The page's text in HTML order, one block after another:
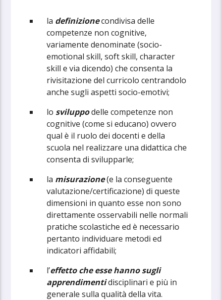
la definizionecondivisa delle
competenze non cognitive,
variamente denominate (socio-
emotional skill, soft skill, character
skill e via dicendo) che consenta la
rivisitazione del curricolo centrandolo
anche sugli aspetti socio-emotivi;
lo sviluppodelle competenze non
cognitive (come si educano) ovvero
qual è il ruolo dei docenti e della
scuola nel realizzare una didattica che
consenta di svilupparle;
la misurazione(e la conseguente
valutazione/certificazione) di queste
dimensioni in quanto esse non sono
direttamente osservabili nelle normali
pratiche scolastiche ed è necessario
pertanto individuare metodi ed
indicatori affidabili;
l’effetto che esse hanno sugli
apprendimentidisciplinari e più in
generale sulla qualità della vita.